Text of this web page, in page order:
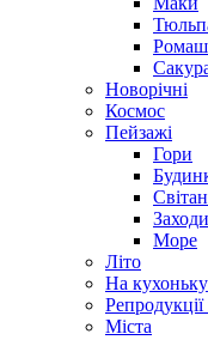
Новорічні
Космос
Пейзажі
Гори
Море
Літо
На кухоньку
Міста